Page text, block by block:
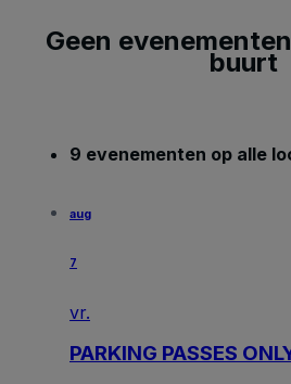
Geen
buurt
9 evenementen op alle
aug
7
vr.
PARKING PASSES